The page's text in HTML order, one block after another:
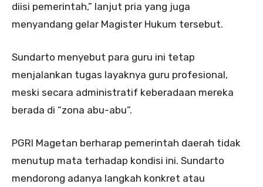
diisi pemerintah,” lanjut pria yang juga
menyandang gelar Magister Hukum tersebut.
Sundarto menyebut para guru ini tetap
menjalankan tugas layaknya guru profesional,
meski secara administratif keberadaan mereka
berada di “zona abu-abu”.
PGRI Magetan berharap pemerintah daerah tidak
menutup mata terhadap kondisi ini. Sundarto
mendorong adanya langkah konkret atau